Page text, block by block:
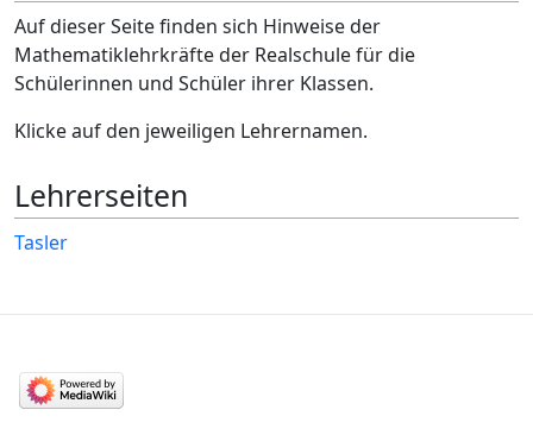
Auf dieser Seite finden sich Hinweise der
Mathematiklehrkräfte der Realschule für die
Schülerinnen und Schüler ihrer Klassen.
Klicke auf den jeweiligen Lehrernamen.
Lehrerseiten
Tasler